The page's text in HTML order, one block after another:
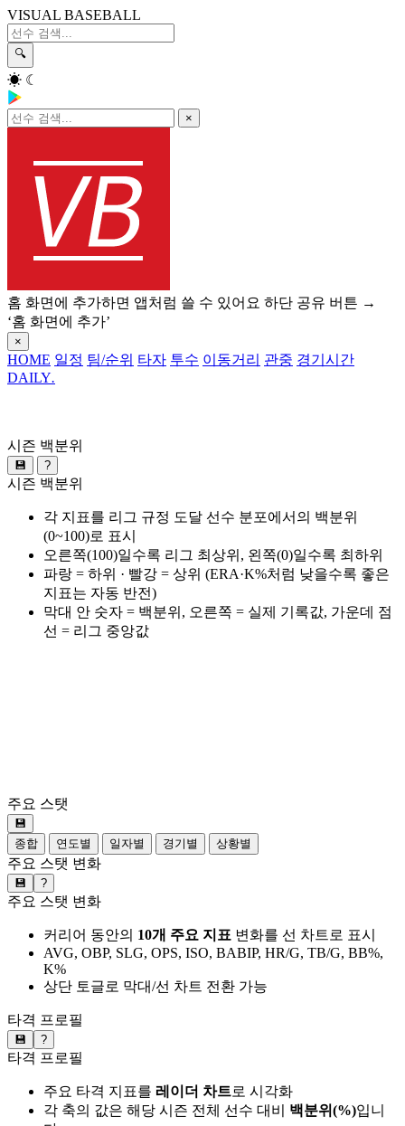
VISUAL BASEBALL
🔍
☀ ☾
×
홈 화면에 추가하면 앱처럼 쓸 수 있어요 하단 공유 버튼 →
‘홈 화면에 추가’
×
HOME 일정 팀/순위 타자 투수 이동거리 관중 경기시간
DAILY.
시즌 백분위
💾 ?
시즌 백분위
각 지표를 리그 규정 도달 선수 분포에서의 백분위
(0~100)로 표시
오른쪽(100)일수록 리그 최상위, 왼쪽(0)일수록 최하위
파랑 = 하위 · 빨강 = 상위 (ERA·K%처럼 낮을수록 좋은
지표는 자동 반전)
막대 안 숫자 = 백분위, 오른쪽 = 실제 기록값, 가운데 점
선 = 리그 중앙값
주요 스탯
💾
종합
연도별 일자별 경기별 상황별
주요 스탯 변화
💾 ?
주요 스탯 변화
커리어 동안의 10개 주요 지표 변화를 선 차트로 표시
AVG, OBP, SLG, OPS, ISO, BABIP, HR/G, TB/G, BB%,
K%
상단 토글로 막대/선 차트 전환 가능
타격 프로필
💾 ?
타격 프로필
주요 타격 지표를 레이더 차트로 시각화
각 축의 값은 해당 시즌 전체 선수 대비 백분위(%)입니